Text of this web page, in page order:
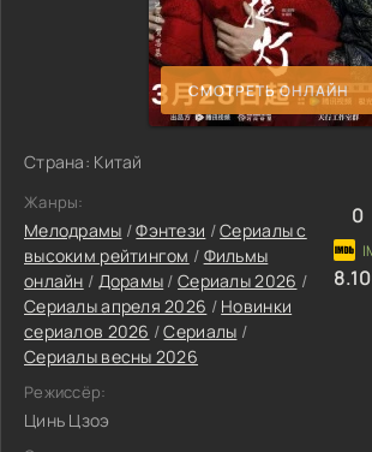
СМОТРЕТЬ ОНЛАЙН
Страна: Китай
Жанры:
Мелодрамы /Фэнтези /Сериалы с
высоким рейтингом / Фильмы
онлайн / Дорамы /Сериалы 2026 /
Сериалы апреля 2026 / Новинки
сериалов 2026 /Сериалы /
Сериалы весны 2026
Режиссёр:
Цинь Цзоэ
0
8.10